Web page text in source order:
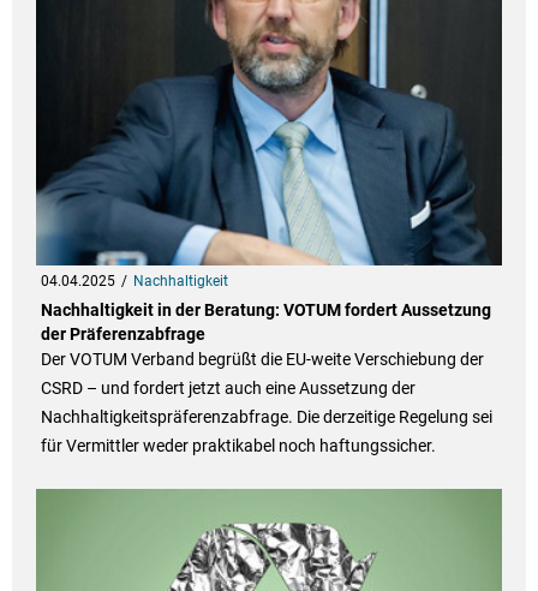
04.04.2025 Nachhaltigkeit
Nachhaltigkeit in der Beratung: VOTUM fordert Aussetzung
der Präferenzabfrage
Der VOTUM Verband begrüßt die EU-weite Verschiebung der
CSRD – und fordert jetzt auch eine Aussetzung der
Nachhaltigkeitspräferenzabfrage. Die derzeitige Regelung sei
für Vermittler weder praktikabel noch haftungssicher.